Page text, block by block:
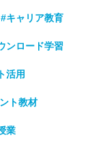
#キャリア教育
ンロード学習
活用
ト教材
業